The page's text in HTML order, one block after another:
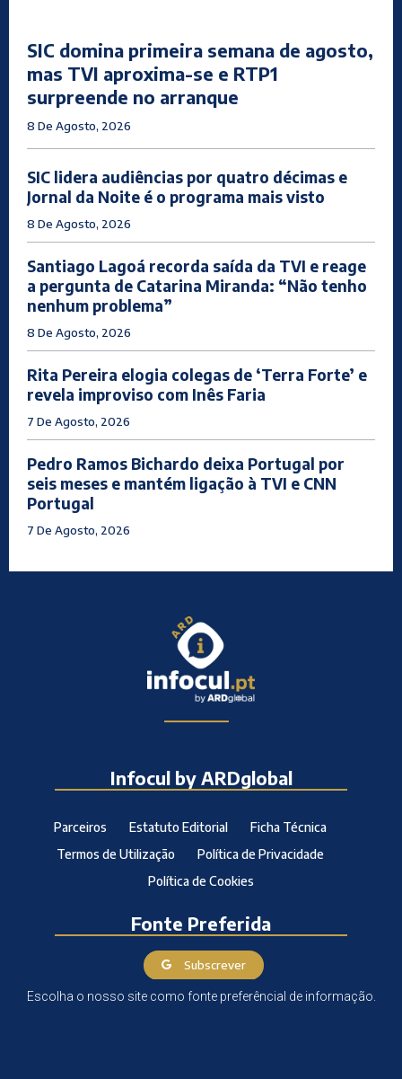
SIC domina primeira semana de agosto,
mas TVI aproxima-se e RTP1
surpreende no arranque
8 De Agosto, 2026
SIC lidera audiências por quatro décimas e
Jornal da Noite é o programa mais visto
8 De Agosto, 2026
Santiago Lagoá recorda saída da TVI e reage
a pergunta de Catarina Miranda: “Não tenho
nenhum problema”
8 De Agosto, 2026
Rita Pereira elogia colegas de ‘Terra Forte’ e
revela improviso com Inês Faria
7 De Agosto, 2026
Pedro Ramos Bichardo deixa Portugal por
seis meses e mantém ligação à TVI e CNN
Portugal
7 De Agosto, 2026
Infocul by ARDglobal
Parceiros Estatuto Editorial
Ficha Técnica
Termos de Utilização
Política de Privacidade
Política de Cookies
Fonte Preferida
Subscrever
Escolha o nosso site como fonte preferêncial de informação.